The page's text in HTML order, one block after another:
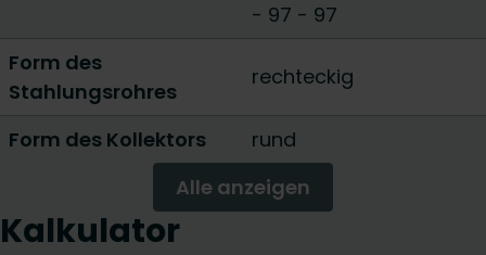
- 97 - 97
Form des
Stahlungsrohres
rechteckig
Form des Kollektors
rund
Alle anzeigen
Kalkulator